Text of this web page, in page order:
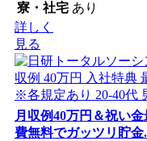
寮・社宅 あり
詳しく
見る
月収例40万円＆祝い
費無料でガッツリ貯金